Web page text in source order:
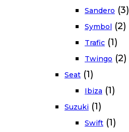
Sandero (3)
Symbol (2)
Trafic (1)
Twingo (2)
Seat (1)
Ibiza (1)
Suzuki (1)
Swift (1)